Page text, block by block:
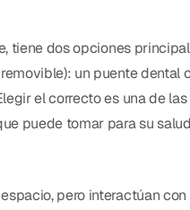
tiene dos opciones
un puente dental
el correcto es una de
puede tomar para su
pero interactúan con